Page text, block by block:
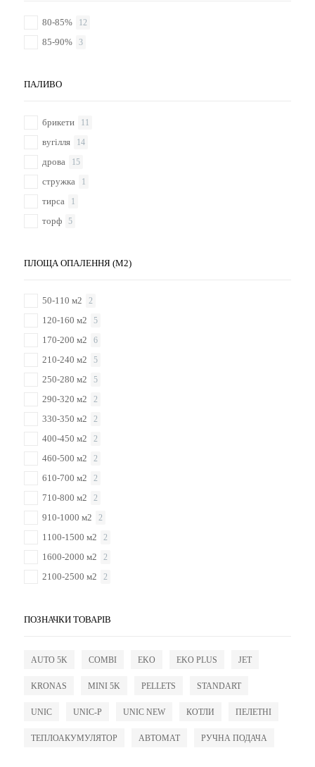
80-85% 12
85-90% 3
ПАЛИВО
брикети 11
вугілля 14
дрова 15
стружка 1
тирса 1
торф 5
ПЛОЩА ОПАЛЕННЯ (М2)
50-110 м2 2
120-160 м2 5
170-200 м2 6
210-240 м2 5
250-280 м2 5
290-320 м2 2
330-350 м2 2
400-450 м2 2
460-500 м2 2
610-700 м2 2
710-800 м2 2
910-1000 м2 2
1100-1500 м2 2
1600-2000 м2 2
2100-2500 м2 2
ПОЗНАЧКИ ТОВАРІВ
AUTO 5K COMBI EKO EKO PLUS JET
KRONAS MINI 5K PELLETS STANDART
UNIC UNIC-P UNIC NEW КОТЛИ ПЕЛЕТНІ
ТЕПЛОАКУМУЛЯТОР АВТОМАТ РУЧНА ПОДАЧА